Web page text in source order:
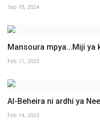
Sep 18, 2024
Mansoura mpya...Miji ya
Feb 11, 2023
Al-Beheira ni ardhi ya
Feb 14, 2023